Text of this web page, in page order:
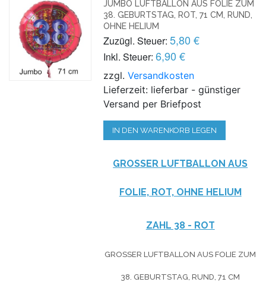
JUMBO LUFTBALLON AUS FOLIE ZUM
38. GEBURTSTAG, ROT, 71 CM, RUND,
OHNE HELIUM
Zuzügl. Steuer: 5,80 €
Inkl. Steuer: 6,90 €
zzgl.Versandkosten
Lieferzeit: lieferbar - günstiger
Versand per Briefpost
IN DEN WARENKORB LEGEN
GROSSER LUFTBALLON AUS F
OLIE, ROT, OHNE HELIUM
ZAHL 38 - ROT
GROSSER LUFTBALLON AUS FOLIE ZUM 3
8. GEBURTSTAG, RUND, 71 CM